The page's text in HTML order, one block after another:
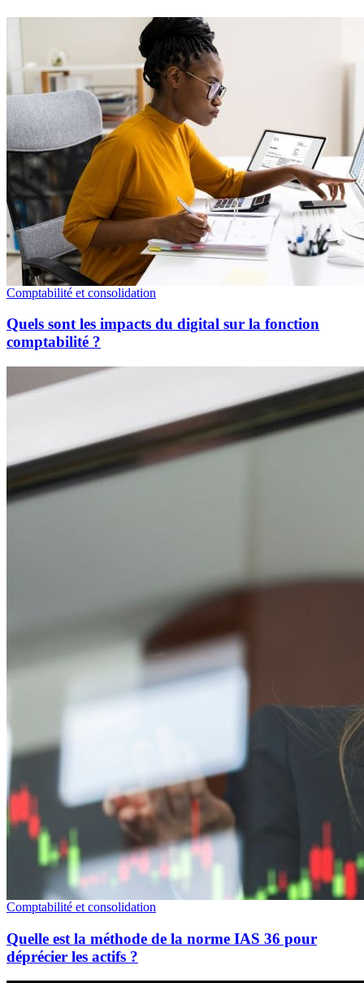
Comptabilité et consolidation
Quels sont les impacts du digital sur la fonction
comptabilité ?
Comptabilité et consolidation
Quelle est la méthode de la norme IAS 36 pour
déprécier les actifs ?